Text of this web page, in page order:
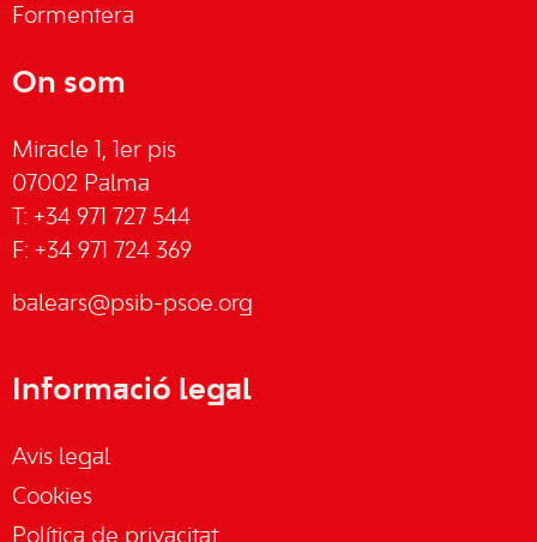
Formentera
On som
Miracle 1, 1er pis
07002 Palma
T: +34 971 727 544
F: +34 971 724 369
balears@psib-psoe.org
Informació legal
Avis legal
Cookies
Política de privacitat